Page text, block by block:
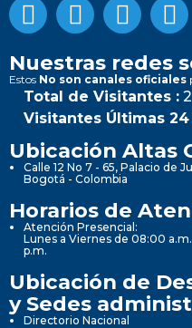
Nuestras redes
Estos No son canales oficiales
Total de Visitantes :
Visitantes Últimas 24
Ubicación Altas
Calle 12 No 7 - 65, Palacio de
Bogotá - Colombia
Horarios de
Atención Presencial:
Lunes a Viernes de 08:00
p.m.
Ubicación de
y Sedes
Directorio Nacional